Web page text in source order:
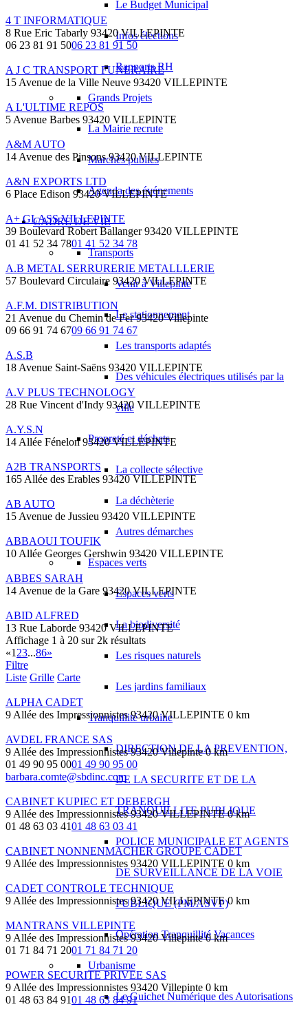
Le Budget Municipal
Infos élections
Rapports RH
Grands Projets
La Mairie recrute
Marchés publics
Agenda des événements
CADRE DE VIE
Transports
Venir à Villepinte
Le stationnement
Les transports adaptés
Des véhicules électriques utilisés par la
ville
Propreté et déchets
La collecte sélective
La déchèterie
Autres démarches
Espaces verts
Espaces verts
La biodiversité
Les risques naturels
Les jardins familiaux
Tranquillité urbaine
DIRECTION DE LA PREVENTION,
DE LA SECURITE ET DE LA
TRANQUILLITE PUBLIQUE
POLICE MUNICIPALE ET AGENTS
DE SURVEILLANCE DE LA VOIE
PUBLIQUE (PM/ASVP)
Opération Tranquillité Vacances
Urbanisme
Le Guichet Numérique des Autorisations
4 T INFORMATIQUE
8 Rue Eric Tabarly 93420 VILLEPINTE
06 23 81 91 5006 23 81 91 50
A J C TRANSPORT FUNERAIRE
15 Avenue de la Ville Neuve 93420 VILLEPINTE
A L'ULTIME REPOS
5 Avenue Barbes 93420 VILLEPINTE
A&M AUTO
14 Avenue des Pinsons 93420 VILLEPINTE
A&N EXPORTS LTD
6 Place Edison 93420 VILLEPINTE
A+ GLASS VILLEPINTE
39 Boulevard Robert Ballanger 93420 VILLEPINTE
01 41 52 34 7801 41 52 34 78
A.B METAL SERRURERIE METALLLERIE
57 Boulevard Circulaire 93420 VILLEPINTE
A.F.M. DISTRIBUTION
21 Avenue du Chemin de Fer 93420 Villepinte
09 66 91 74 6709 66 91 74 67
A.S.B
18 Avenue Saint-Saëns 93420 VILLEPINTE
A.V PLUS TECHNOLOGY
28 Rue Vincent d'Indy 93420 VILLEPINTE
A.Y.S.N
14 Allée Fénelon 93420 VILLEPINTE
A2B TRANSPORTS
165 Allée des Erables 93420 VILLEPINTE
AB AUTO
15 Avenue de Jussieu 93420 VILLEPINTE
ABBAOUI TOUFIK
10 Allée Georges Gershwin 93420 VILLEPINTE
ABBES SARAH
14 Avenue de la Gare 93420 VILLEPINTE
ABID ALFRED
13 Rue Laborde 93420 VILLEPINTE
Affichage 1 à 20 sur 2k résultats
«1 23...86»
Filtre
Liste Grille Carte
ALPHA CADET
9 Allée des Impressionnistes 93420 VILLEPINTE 0 km
AVDEL FRANCE SAS
9 Allée des Impressionnistes 93420 Villepinte 0 km
01 49 90 95 0001 49 90 95 00
barbara.comte@sbdinc.com
CABINET KUPIEC ET DEBERGH
9 Allée des Impressionnistes 93420 VILLEPINTE 0 km
01 48 63 03 4101 48 63 03 41
CABINET NONNENMACHER GROUPE CADET
9 Allée des Impressionnistes 93420 VILLEPINTE 0 km
CADET CONTROLE TECHNIQUE
9 Allée des Impressionnistes 93420 VILLEPINTE 0 km
MANTRANS VILLEPINTE
9 Allée des Impressionnistes 93420 Villepinte 0 km
01 71 84 71 2001 71 84 71 20
POWER SECURITE PRIVEE SAS
9 Allée des Impressionnistes 93420 Villepinte 0 km
01 48 63 84 9101 48 63 84 91